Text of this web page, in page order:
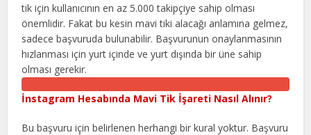
tik için kullanıcının en az 5.000 takipçiye sahip olması
önemlidir. Fakat bu kesin mavi tiki alacağı anlamına gelmez,
sadece başvuruda bulunabilir. Başvurunun onaylanmasının
hızlanması için yurt içinde ve yurt dışında bir üne sahip
olması gerekir.
İnstagram Hesabında Mavi Tik İşareti Nasıl Alınır?
Bu başvuru için belirlenen herhangi bir kural yoktur. Başvuru